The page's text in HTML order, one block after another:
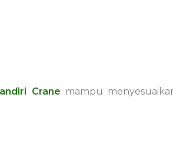
Crane mampu